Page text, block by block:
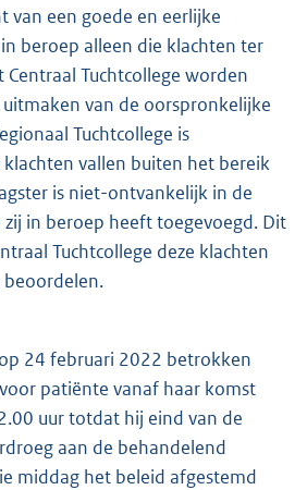
een goede en eerlijke
beroep alleen die klachten ter
Tuchtcollege worden
van de oorspronkelijke
Tuchtcollege is
vallen buiten het bereik
is niet-ontvankelijk in de
in beroep heeft toegevoegd. Dit
Tuchtcollege deze klachten
24 februari 2022 betrokken
patiënte vanaf haar komst
uur totdat hij eind van de
aan de behandelend
middag het beleid afgestemd